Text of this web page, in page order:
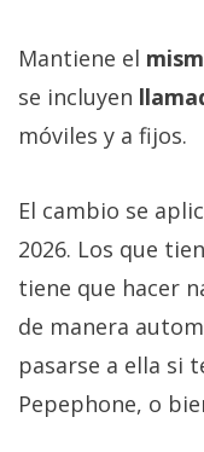
Mantiene el
se incluyen
móviles y a fijos.
El cambio se
2026. Los que
tiene que hacer
de manera
pasarse a ella si
Pepephone, o